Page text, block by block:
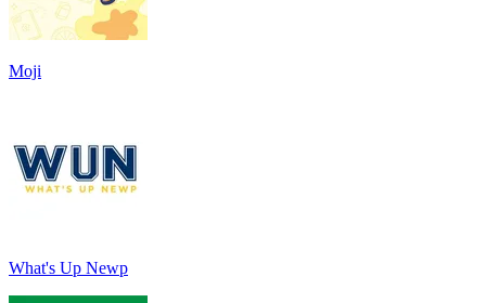
Moji
What's Up Newp